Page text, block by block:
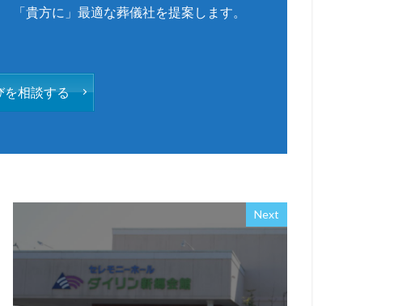
「貴方に」最適な葬儀社を提案します。
を相談する
Next